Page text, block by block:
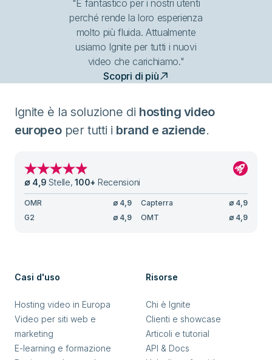
"È fantastico per i nostri utenti
perché rende la loro esperienza
molto più fluida. Attualmente
usiamo Ignite per tutti i nuovi
video che carichiamo."
Scopri di più
Ignite è la soluzione di hosting video
europeoper tutti i brand e aziende.
∅ 4,9 Stelle,100+ Recensioni
OMR ∅ 4,9 Capterra ∅ 4,9
G2
∅ 4,9 OMT ∅ 4,9
Casi d'uso
Hosting video in Europa
Video per siti web e
marketing
E-learning e formazione
Risorse
Chi è Ignite
Clienti e showcase
Articoli e tutorial
API & Docs